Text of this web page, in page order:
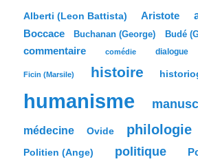
e
r
c
e
Alberti (Leon Battista) Aristote
Boccace Buchanan (George) Budé
commentaire comédie dialogue
Ficin (Marsile) histoire
humanisme
médecine Ovide philologie
Politien (Ange) politique